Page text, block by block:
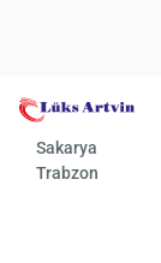
Sakarya
Trabzon